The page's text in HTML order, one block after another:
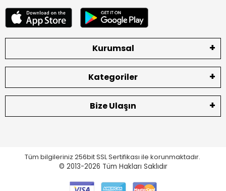
Kurumsal
Kategoriler
Bize Ulaşın
Tüm bilgileriniz 256bit SSL Sertifikası ile korunmaktadır.
© 2013-2026 Tüm Hakları Saklıdır